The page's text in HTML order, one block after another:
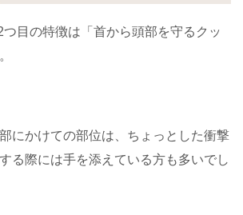
目の特徴は「首から頭部を守るクッ
にかけての部位は、ちょっとした衝撃
る際には手を添えている方も多いでし